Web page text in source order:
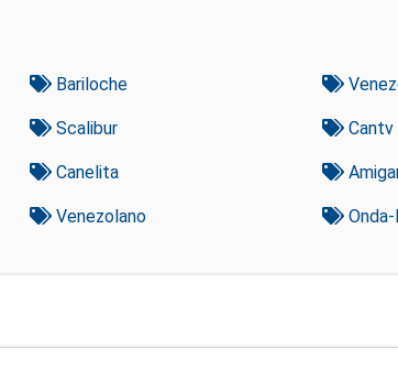
Bariloche
Scalibur Cantv
Canelita
Venezolano